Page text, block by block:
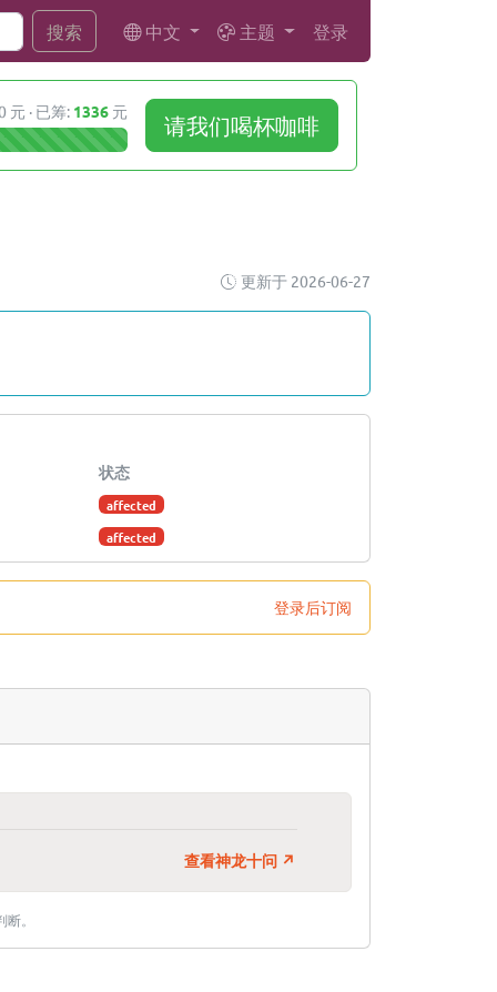
搜索 中文 主题 登录
元 · 已筹: 1336 元
请我们喝杯咖啡
更新于 2026-06-27
状态
affected
affected
登录后订阅
查看神龙十问 ↗
。